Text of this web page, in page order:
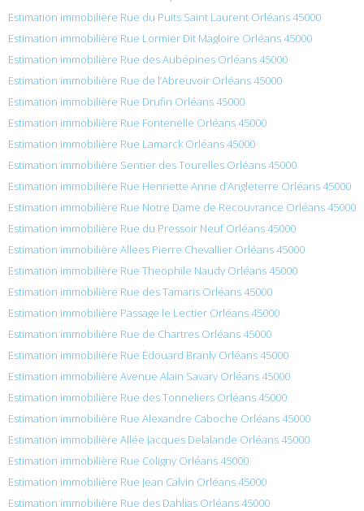
Estimation immobilière Rue du Puits Saint Laurent Orléans 45000
Estimation immobilière Rue Lormier Dit Magloire Orléans 45000
Estimation immobilière Rue des Aubépines Orléans 45000
Estimation immobilière Rue de l’Abreuvoir Orléans 45000
Estimation immobilière Rue Drufin Orléans 45000
Estimation immobilière Rue Fontenelle Orléans 45000
Estimation immobilière Rue Lamarck Orléans 45000
Estimation immobilière Sentier des Tourelles Orléans 45000
Estimation immobilière Rue Henriette Anne d’Angleterre Orléans 45000
Estimation immobilière Rue Notre Dame de Recouvrance Orléans 45000
Estimation immobilière Rue du Pressoir Neuf Orléans 45000
Estimation immobilière Allees Pierre Chevallier Orléans 45000
Estimation immobilière Rue Theophile Naudy Orléans 45000
Estimation immobilière Rue des Tamaris Orléans 45000
Estimation immobilière Passage le Lectier Orléans 45000
Estimation immobilière Rue de Chartres Orléans 45000
Estimation immobilière Rue Édouard Branly Orléans 45000
Estimation immobilière Avenue Alain Savary Orléans 45000
Estimation immobilière Rue des Tonneliers Orléans 45000
Estimation immobilière Rue Alexandre Caboche Orléans 45000
Estimation immobilière Allée Jacques Delalande Orléans 45000
Estimation immobilière Rue Coligny Orléans 45000
Estimation immobilière Rue Jean Calvin Orléans 45000
Estimation immobilière Rue des Dahlias Orléans 45000